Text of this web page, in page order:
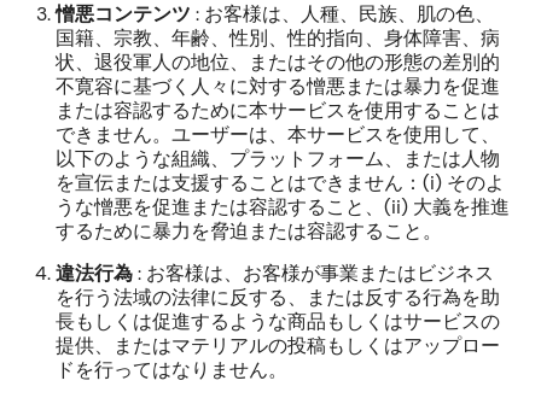
憎悪コンテンツ : お客様は、人種、民族、肌の色、
国籍、宗教、年齢、性別、性的指向、身体障害、病
状、退役軍人の地位、またはその他の形態の差別的
不寛容に基づく人々に対する憎悪または暴力を促進
または容認するために本サービスを使用することは
できません。ユーザーは、本サービスを使用して、
以下のような組織、プラットフォーム、または人物
を宣伝または支援することはできません：(i) そのよ
うな憎悪を促進または容認すること、(ii) 大義を推進
するために暴力を脅迫または容認すること。
違法行為: お客様は、お客様が事業またはビジネス
を行う法域の法律に反する、または反する行為を助
長もしくは促進するような商品もしくはサービスの
提供、またはマテリアルの投稿もしくはアップロー
ドを行ってはなりません。